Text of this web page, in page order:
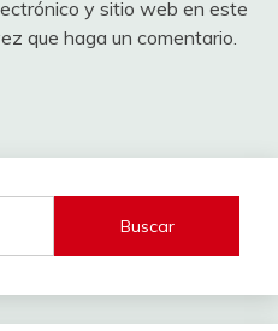
y sitio web en este
que haga un comentario.
Buscar